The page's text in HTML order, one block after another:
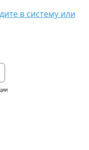
в систему или